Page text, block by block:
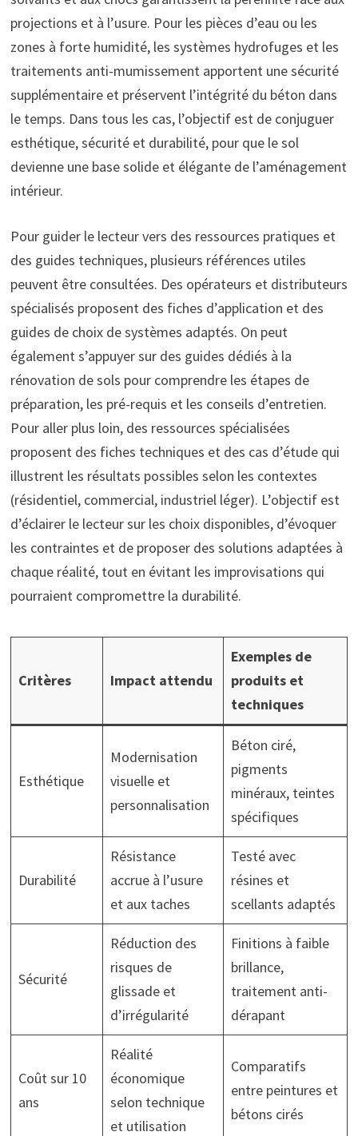
projections et à l’usure. Pour les pièces d’eau ou les
zones à forte humidité, les systèmes hydrofuges et les
traitements anti-mumissement apportent une sécurité
supplémentaire et préservent l’intégrité du béton dans
le temps. Dans tous les cas, l’objectif est de conjuguer
esthétique, sécurité et durabilité, pour que le sol
devienne une base solide et élégante de l’aménagement
intérieur.
Pour guider le lecteur vers des ressources pratiques et
des guides techniques, plusieurs références utiles
peuvent être consultées. Des opérateurs et distributeurs
spécialisés proposent des fiches d’application et des
guides de choix de systèmes adaptés. On peut
également s’appuyer sur des guides dédiés à la
rénovation de sols pour comprendre les étapes de
préparation, les pré-requis et les conseils d’entretien.
Pour aller plus loin, des ressources spécialisées
proposent des fiches techniques et des cas d’étude qui
illustrent les résultats possibles selon les contextes
(résidentiel, commercial, industriel léger). L’objectif est
d’éclairer le lecteur sur les choix disponibles, d’évoquer
les contraintes et de proposer des solutions adaptées à
chaque réalité, tout en évitant les improvisations qui
pourraient compromettre la durabilité.
Critères Impact attendu
Exemples de
produits et
techniques
Esthétique
Modernisation
visuelle et
personnalisation
Béton ciré,
pigments
minéraux, teintes
spécifiques
Durabilité
Résistance
accrue à l’usure
et aux taches
Testé avec
résines et
scellants adaptés
Sécurité
Réduction des
risques de
glissade et
d’irrégularité
Finitions à faible
brillance,
traitement anti-
dérapant
Coût sur 10
ans
Réalité
économique
selon technique
et utilisation
Comparatifs
entre peintures et
bétons cirés